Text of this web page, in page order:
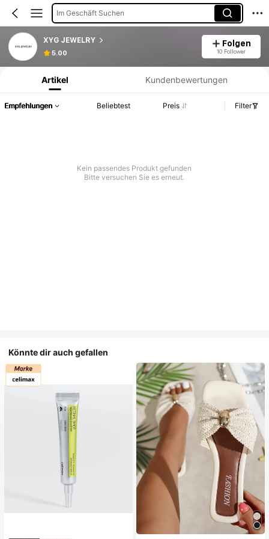
Im Geschäft Suchen
XYG JEWELRY
5.00
Folgen
10 Follower
Produktinformation: Preisangabe, Verkaufs- und Lagerbestandsdetails.
Artikel Kundenbewertungen
Empfehlungen Beliebtest Preis Filter
Kein passendes Produkt gefunden
Bitte versuchen Sie es erneut.
Könnte dir auch gefallen